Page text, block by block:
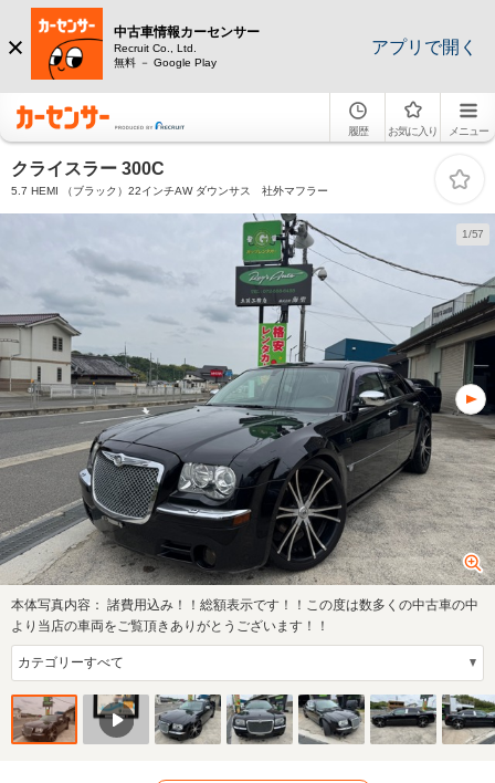
中古車情報カーセンサー
Recruit Co., Ltd.
無料 － Google Play
アプリで開く
履歴 お気に入り メニュー
クライスラー 300C
5.7 HEMI （ブラック）22インチAW ダウンサス 社外マフラー
1/57
本体写真内容： 諸費用込み！！総額表示です！！この度は数多くの中古車の中
より当店の車両をご覧頂きありがとうございます！！